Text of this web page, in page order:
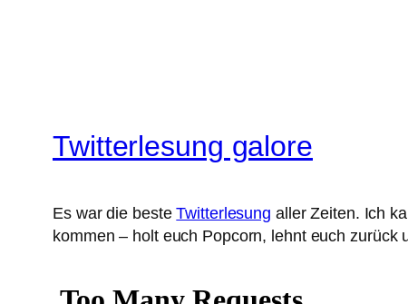
Twitterlesung galore
Es war die besteTwitterlesung aller Zeiten. Ich
kommen – holt euch Popcorn, lehnt euch zurück